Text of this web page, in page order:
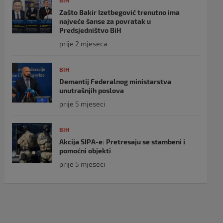
Zašto Bakir Izetbegović trenutno ima
najveće šanse za povratak u
Predsjedništvo BiH
prije 2 mjeseca
BIH
Demantij Federalnog ministarstva
unutrašnjih poslova
prije 5 mjeseci
BIH
Akcija SIPA-e: Pretresaju se stambeni i
pomoćni objekti
prije 5 mjeseci